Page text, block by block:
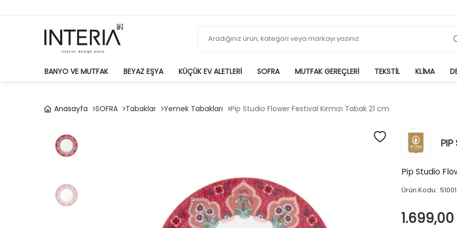
BANYO VE MUTFAK BEYAZ EŞYA KÜÇÜK EV ALETLERI SOFRA MUTFAK GEREÇLERI TEKSTIL KLIMA
Anasayfa SOFRA Tabaklar Yemek Tabakları Pip Studio Flower Festival Kırmızı Tabak 21 cm
PIP
Pip Studio
Ürün Kodu :
1.699,00